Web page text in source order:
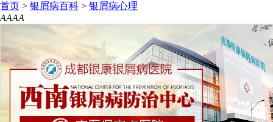
首页 > 银屑病百科 > 银屑病心理
AAAA